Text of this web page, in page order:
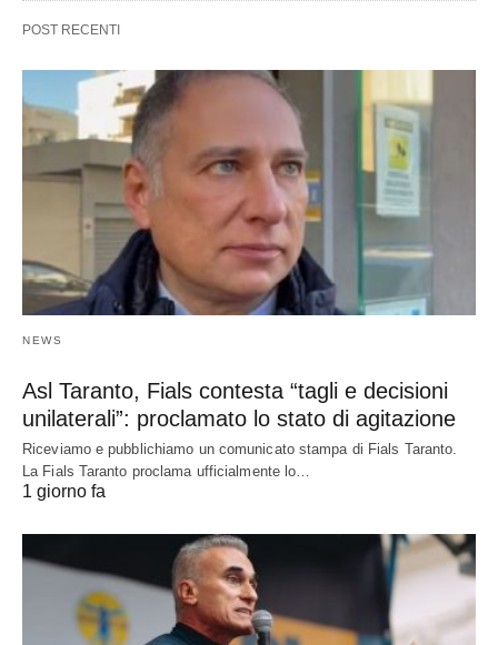
POST RECENTI
NEWS
Asl Taranto, Fials contesta “tagli e decisioni
unilaterali”: proclamato lo stato di agitazione
Riceviamo e pubblichiamo un comunicato stampa di Fials Taranto.
La Fials Taranto proclama ufficialmente lo…
1 giorno fa